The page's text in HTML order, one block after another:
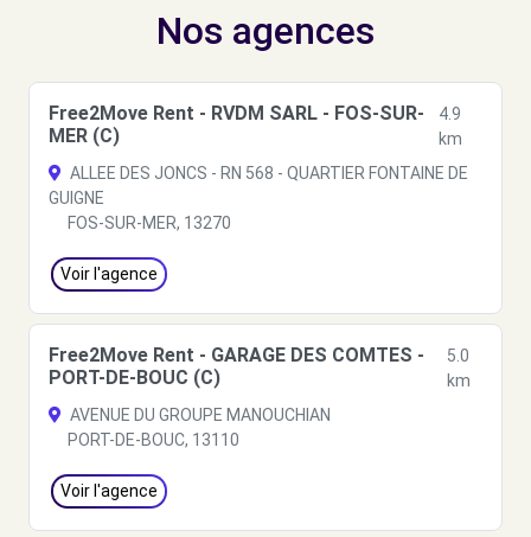
Nos agences
Free2Move Rent - RVDM SARL - FOS-SUR-
MER (C)
4.9
km
ALLEE DES JONCS - RN 568 - QUARTIER FONTAINE DE
GUIGNE
FOS-SUR-MER, 13270
Voir l'agence
Free2Move Rent - GARAGE DES COMTES -
PORT-DE-BOUC (C)
5.0
km
AVENUE DU GROUPE MANOUCHIAN
PORT-DE-BOUC, 13110
Voir l'agence